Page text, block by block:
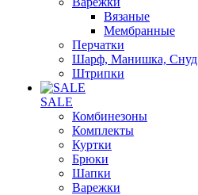
Вязаные
Мембранные
Перчатки
Шарф, Манишка, Снуд
Штрипки
SALE
Комбинезоны
Комплекты
Куртки
Брюки
Шапки
Варежки